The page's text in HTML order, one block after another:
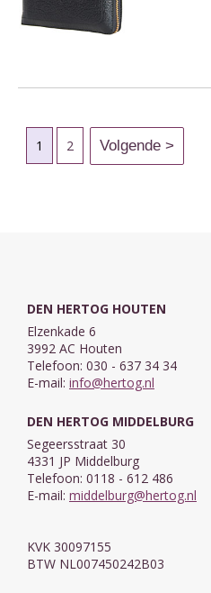
1 2
DEN HERTOG HOUTEN
Elzenkade 6
3992 AC Houten
Telefoon: 030 - 637 34 34
E-mail: info@hertog.nl
DEN HERTOG MIDDELBURG
Segeersstraat 30
4331 JP Middelburg
Telefoon: 0118 - 612 486
E-mail: middelburg@hertog.nl
KVK 30097155
BTW NL007450242B03